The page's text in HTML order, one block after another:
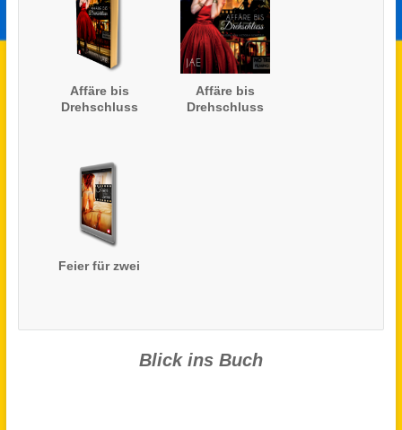
Affäre bis
Drehschluss
Affäre bis
Drehschluss
Feier für zwei
Blick ins Buch